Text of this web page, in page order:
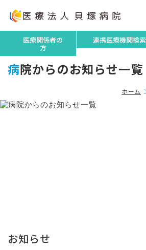
医療関係者の
方
連携医療機関検索
病院からのお知らせ一覧
ホーム
お知らせ